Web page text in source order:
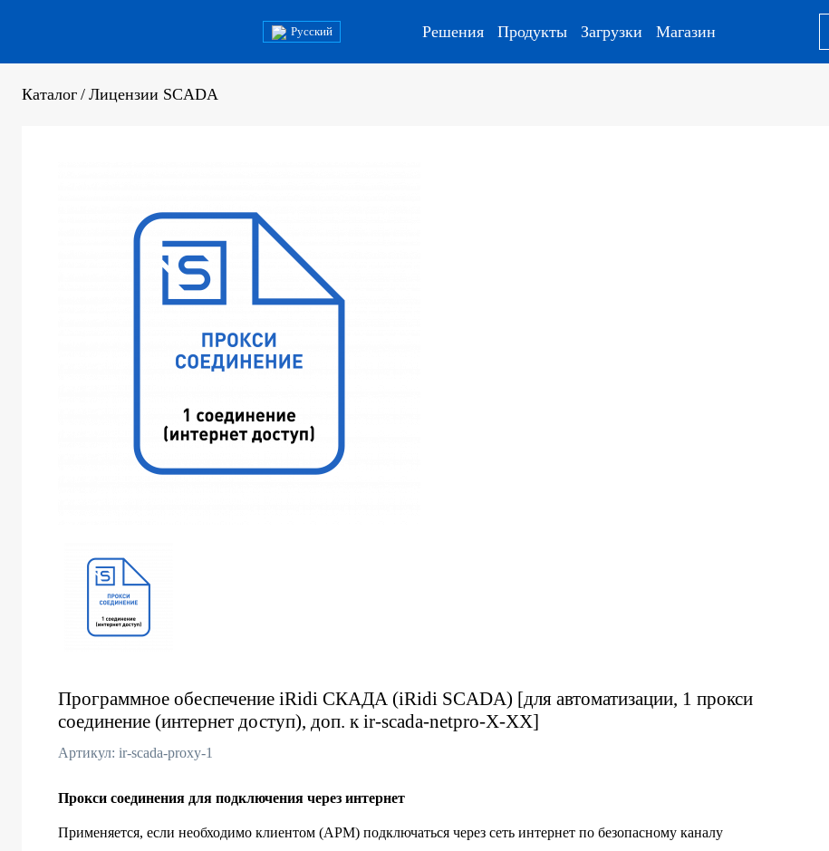
Русский Решения Продукты Загрузки Магазин
Каталог / Лицензии SCADA
Программное обеспечение iRidi СКАДА (iRidi SCADA) [для автоматизации, 1 прокси
соединение (интернет доступ), доп. к ir-scada-netpro-Х-ХХ]
Артикул: ir-scada-proxy-1
Прокси соединения для подключения через интернет
Применяется, если необходимо клиентом (АРМ) подключаться через сеть интернет по безопасному каналу